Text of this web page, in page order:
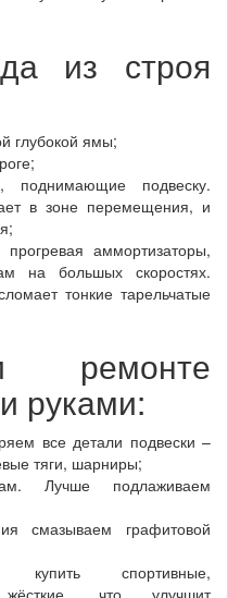
из строя
глубокой ямы;
поднимающие подвеску.
в зоне перемещения, и
аммортизаторы,
на большых скоростях.
тонкие тарельчатые
ремонте
руками:
все детали подвески –
тяги, шарниры;
Лучше подлаживаем
смазываем графитовой
купить спортивные,
что улучшит